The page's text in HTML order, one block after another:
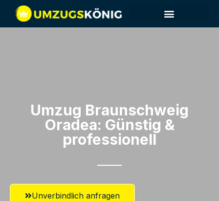
Umzug Braunschweig​
Oradea: Günstig &
professionell​
Unverbindlich anfragen